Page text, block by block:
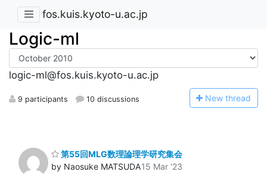
fos.kuis.kyoto-u.ac.jp
Logic-ml
logic-ml@fos.kuis.kyoto-u.ac.jp
9 participants 10 discussions New thread
第55回MLG数理論理学研究集会
by Naosuke MATSUDA15 Mar '23